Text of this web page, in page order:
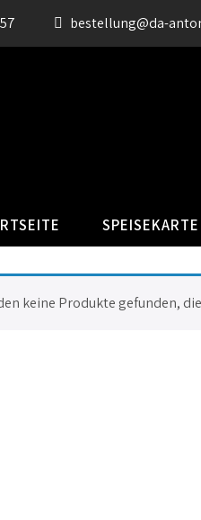
bestellung@da-
SPEISEKARTE
keine Produkte gefunden,